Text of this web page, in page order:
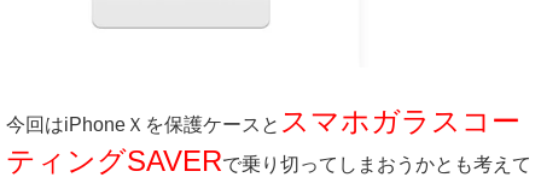
今回はiPhoneＸを保護ケースと スマホガラスコー
ティングSAVERで乗り切ってしまおうかとも考えて